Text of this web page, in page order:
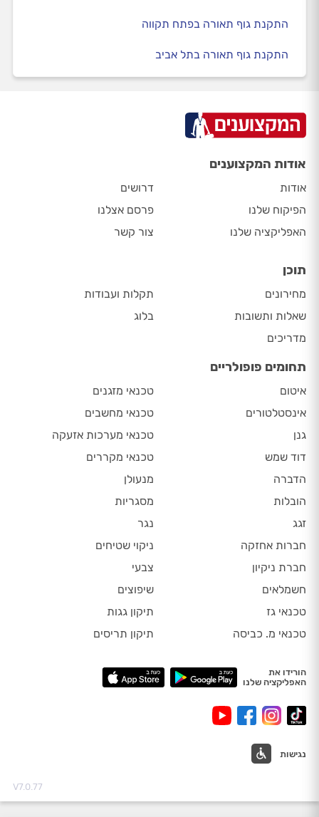
התקנת גוף תאורה בפתח תקווה
התקנת גוף תאורה בתל אביב
אודות המקצוענים
אודות
הפיקוח שלנו
האפליקציה שלנו
דרושים
פרסם אצלנו
צור קשר
תוכן
מחירונים
שאלות ותשובות
מדריכים
תקלות ועבודות
בלוג
תחומים פופולריים
איטום
אינסטלטורים
גנן
דוד שמש
הדברה
הובלות
זגג
חברות אחזקה
חברת ניקיון
חשמלאים
טכנאי גז
טכנאי מ. כביסה
טכנאי מזגנים
טכנאי מחשבים
טכנאי מערכות אזעקה
טכנאי מקררים
מנעולן
מסגריות
נגר
ניקוי שטיחים
צבעי
שיפוצים
תיקון גגות
תיקון תריסים
הורידו את
האפליקציה שלנו
נגישות
V7.0.77